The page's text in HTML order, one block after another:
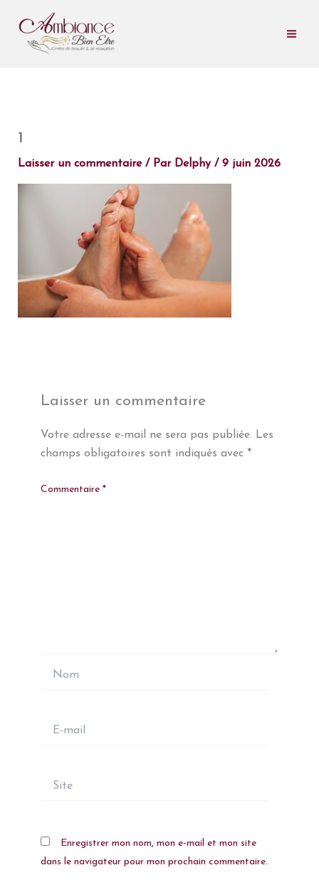
contenu
1
Laisser un commentaire / Par Delphy / 9 juin 2026
Laisser un commentaire
Votre adresse e-mail ne sera pas publiée. Les
champs obligatoires sont indiqués avec *
Commentaire *
Nom
mail
Site
Enregistrer mon nom, mon e-mail et mon site
dans le navigateur pour mon prochain commentaire.